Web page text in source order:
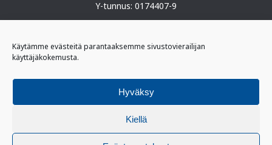
Käytämme evästeitä parantaaksemme sivustovierailijan
käyttäjäkokemusta.
Hyväksy
Kiellä
Y-tunnus: 0174407-9
I-päivystäjä: 0400 406 340
(kiireelliset ilmoitukset)
II-päivystäjä: 0400 406 341